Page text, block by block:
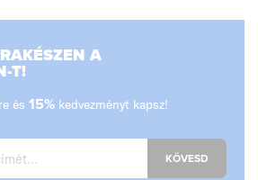
A
T!
és 15% kedvezményt kapsz!
KÖVESD